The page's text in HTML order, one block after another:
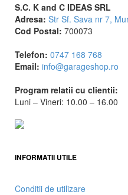
S.C. K and C IDEAS SRL
Adresa: Str Sf. Sava nr 7,
Cod Postal: 700073
Telefon: 0747 168 768
Email: info@garageshop.ro
Program relatii cu clientii:
Luni – Vineri: 10.00 – 16.00
INFORMATII UTILE
Conditii de utilizare